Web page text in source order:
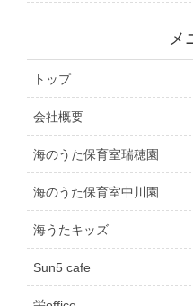
メ
トップ
会社概要
海のうた保育室瑞穂園
海のうた保育室中川園
海うたキッズ
Sun5 cafe